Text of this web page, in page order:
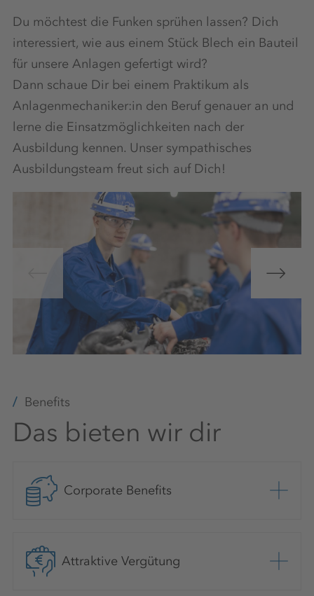
Du möchtest die Funken sprühen lassen? Dich
interessiert, wie aus einem Stück Blech ein Bauteil
für unsere Anlagen gefertigt wird?
Dann schaue Dir bei einem Praktikum als
Anlagenmechaniker:in den Beruf genauer an und
lerne die Einsatzmöglichkeiten nach der
Ausbildung kennen. Unser sympathisches
Ausbildungsteam freut sich auf Dich!
Benefits
Das bieten wir dir
Corporate Benefits
Attraktive Vergütung